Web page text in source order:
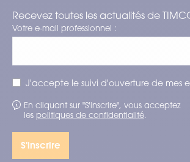
Recevez toutes les actualités de
Votre e-mail professionnel :
J'accepte le suivi d'ouverture de mes
En cliquant sur "S'inscrire", vous acceptez
les politiques de confidentialité.